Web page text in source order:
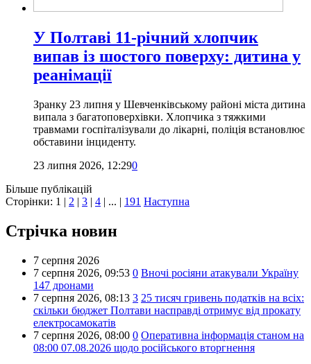
У Полтаві 11-річний хлопчик
випав із шостого поверху: дитина у
реанімації
Зранку 23 липня у Шевченківському районі міста дитина
випала з багатоповерхівки. Хлопчика з тяжкими
травмами госпіталізували до лікарні, поліція встановлює
обставини інциденту.
23 липня 2026, 12:290
Більше публікацій
Сторінки: 1 | 2 | 3 | 4 | ... | 191 Наступна
Стрічка новин
7 серпня 2026
7 серпня 2026, 09:53 0 Вночі росіяни атакували Україну
147 дронами
7 серпня 2026, 08:13 3 25 тисяч гривень податків на всіх:
скільки бюджет Полтави насправді отримує від прокату
електросамокатів
7 серпня 2026, 08:00 0 Оперативна інформація станом на
08:00 07.08.2026 щодо російського вторгнення